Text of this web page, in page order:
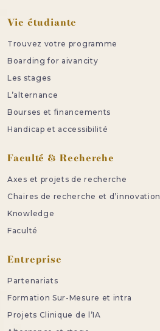
Vie étudiante
Trouvez votre programme
Boarding for aivancity
Les stages
L’alternance
Bourses et financements
Handicap et accessibilité
Faculté & Recherche
Axes et projets de recherche
Chaires de recherche et d’innovation
Knowledge
Faculté
Entreprise
Partenariats
Formation Sur-Mesure et intra
Projets Clinique de l’IA